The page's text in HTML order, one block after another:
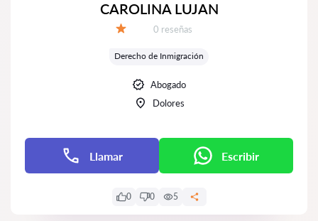
CAROLINA LUJAN
Número de reseñas:
0 reseñas
Derecho de Inmigración
Abogado
Dolores
Llamar Escribir
0 0 5